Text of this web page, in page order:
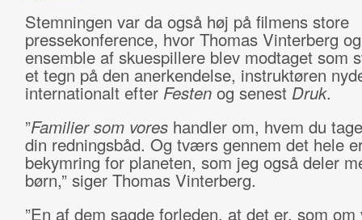
Stemningen var da også høj på filmens store
pressekonference, hvor Thomas Vinterberg
ensemble af skuespillere blev modtaget som
et tegn på den anerkendelse, instruktøren
internationalt efter Festenog senest Druk.
”Familier som voreshandler om, hvem du
din redningsbåd. Og tværs gennem det hele
bekymring for planeten, som jeg også deler
børn,” siger Thomas Vinterberg.
”En af dem sagde forleden, at det er, som